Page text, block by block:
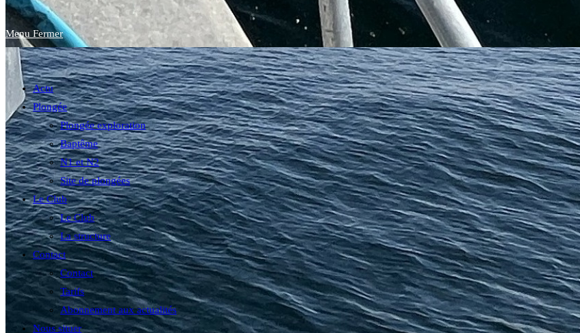
website
search
Menu Fermer
Actu
Plongée
Plongée exploration
Baptême
N1 et N2
Site de plongées
Le Club
Le Club
La structure
Contact
Contact
Tarifs
Abonnement aux actualités
Nous situer